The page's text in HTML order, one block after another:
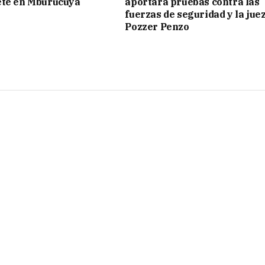
fuerzas de seguridad y la
Pozzer Penzo